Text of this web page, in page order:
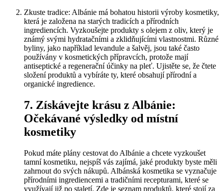
Zkuste tradice: Albánie má bohatou historii výroby ‌kosmetiky,​
která je založena na‌ starých tradicích ⁣a ⁤přírodních
ingrediencích. Vyzkoušejte​ produkty s olejem⁢ z oliv, který ⁣je
známý⁤ svými hydratačními a zklidňujícími vlastnostmi. Různé
⁢byliny, jako například levandule ‍a šalvěj, jsou⁣ také často
používány‍ v kosmetických přípravcích, protože mají
antiseptické a regenerační účinky na pleť. Ujistěte se, že⁣ čtete
složení produktů a vybíráte ty, které obsahují přírodní a
organické ingredience.
7. Získávejte krásu⁤ z Albánie:
Očekávané výsledky od místní
kosmetiky
Pokud máte plány cestovat do Albánie ‍a chcete vyzkoušet
tamní kosmetiku, nejspíš ‌vás zajímá, jaké produkty byste měli
⁣zahrnout do svých nákupů. Albánská kosmetika se vyznačuje
přírodními ingrediencemi a ⁢tradičními recepturami, které se⁢
využívají již po staletí. Zde je seznam‌ produktů, které‍ stojí za